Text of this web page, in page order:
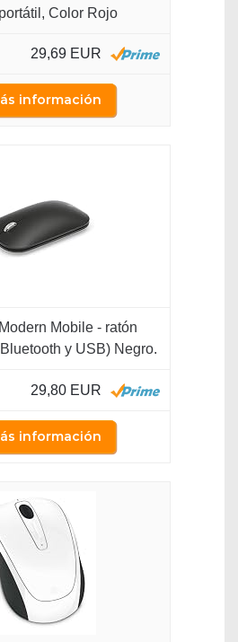
Color Rojo
29,69 EUR
información
Mobile - ratón
y USB) Negro.
29,80 EUR
información